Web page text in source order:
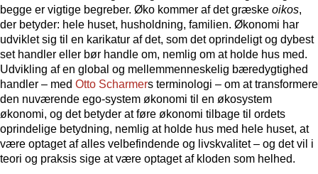
begge er vigtige begreber. Øko kommer af det græske oikos,
der betyder: hele huset, husholdning, familien. Økonomi har
udviklet sig til en karikatur af det, som det oprindeligt og dybest
set handler eller bør handle om, nemlig om at holde hus med.
Udvikling af en global og mellemmenneskelig bæredygtighed
handler – med Otto Scharmers terminologi – om at transformere
den nuværende ego-system økonomi til en økosystem
økonomi, og det betyder at føre økonomi tilbage til ordets
oprindelige betydning, nemlig at holde hus med hele huset, at
være optaget af alles velbefindende og livskvalitet – og det vil i
teori og praksis sige at være optaget af kloden som helhed.